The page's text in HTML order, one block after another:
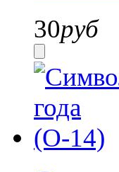
30руб